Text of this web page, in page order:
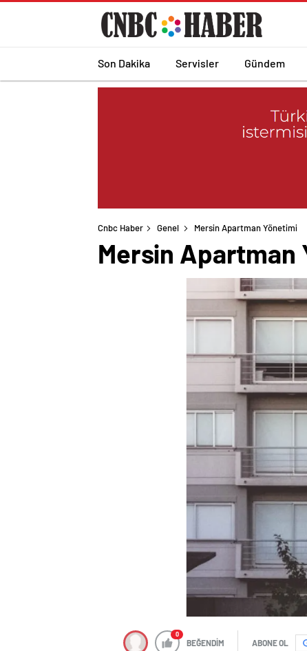
Son Dakika Servisler Gündem
Cnbc Haber Genel Mersin Apartman Yönetimi
Mersin Apartman
0
BEĞENDİM ABONE OL